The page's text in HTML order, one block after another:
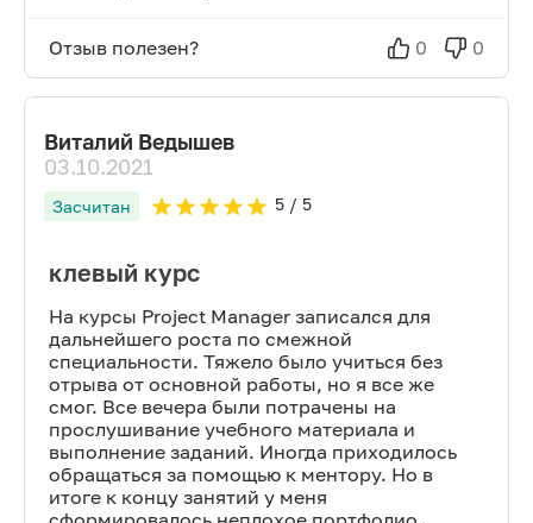
Отзыв полезен? 0 0
Виталий Ведышев
03.10.2021
Засчитан 5/ 5
клевый курс
На курсы Project Manager записался для
дальнейшего роста по смежной
специальности. Тяжело было учиться без
отрыва от основной работы, но я все же
смог. Все вечера были потрачены на
прослушивание учебного материала и
выполнение заданий. Иногда приходилось
обращаться за помощью к ментору. Но в
итоге к концу занятий у меня